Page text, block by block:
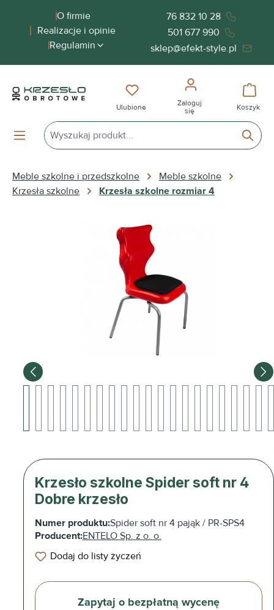
zawartościO firmie
Realizacje i opinie
Regulamin
76 832 10 28
501 677 990
sklep@efekt-style.pl
Masz 0 przedmioty na liście
Ulubione
Zaloguj
się
Koszyk
Meble szkolne i przedszkolne
Meble szkolne
Krzesła szkolne
Krzesła szkolne rozmiar 4
Krzesło szkolne Spider soft nr 4
Dobre krzesło
Numer produktu:Spider soft nr 4 pająk / PR-SPS4
Producent:ENTELO Sp. z o. o.
Dodaj do listy życzeń
Zapytaj o bezpłatną wycenę